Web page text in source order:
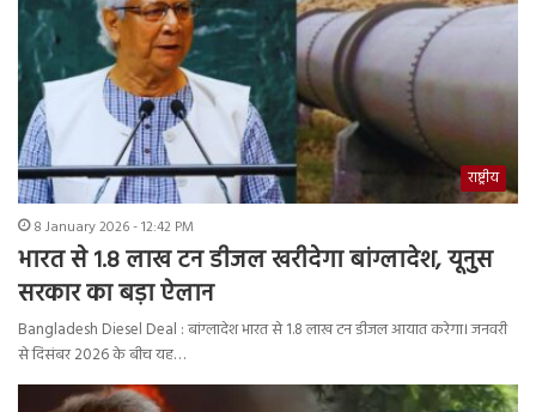
राष्ट्रीय
8 January 2026 - 12:42 PM
भारत से 1.8 लाख टन डीजल खरीदेगा बांग्लादेश, यूनुस
सरकार का बड़ा ऐलान
Bangladesh Diesel Deal : बांग्लादेश भारत से 1.8 लाख टन डीजल आयात करेगा। जनवरी
से दिसंबर 2026 के बीच यह…